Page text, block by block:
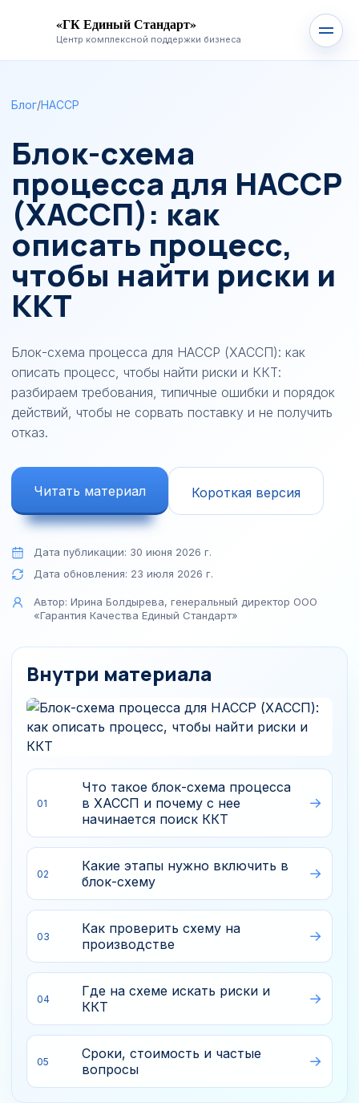
«ГК Единый Стандарт»
Центр комплексной поддержки бизнеса
Блог/HACCP
Блок-схема
процесса для HACCP
(ХАССП): как
описать процесс,
чтобы найти риски и
ККТ
Блок-схема процесса для HACCP (ХАССП): как
описать процесс, чтобы найти риски и ККТ:
разбираем требования, типичные ошибки и порядок
действий, чтобы не сорвать поставку и не получить
отказ.
Читать материал Короткая версия
Дата публикации: 30 июня 2026 г.
Дата обновления: 23 июля 2026 г.
Автор: Ирина Болдырева, генеральный директор ООО
«Гарантия Качества Единый Стандарт»
Внутри материала
01
Что такое блок-схема процесса
в ХАССП и почему с нее
начинается поиск ККТ
02
Какие этапы нужно включить в
блок-схему
03
Как проверить схему на
производстве
04
Где на схеме искать риски и
ККТ
05
Сроки, стоимость и частые
вопросы